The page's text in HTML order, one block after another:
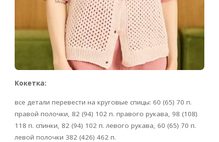
Кокетка:
все детали перевести на круговые спицы: 60 (65) 70 п.
правой полочки, 82 (94) 102 п. правого рукава, 98 (108)
118 п. спинки, 82 (94) 102 п. левого рукава, 60 (65) 70 п.
левой полочки 382 (426) 462 п.